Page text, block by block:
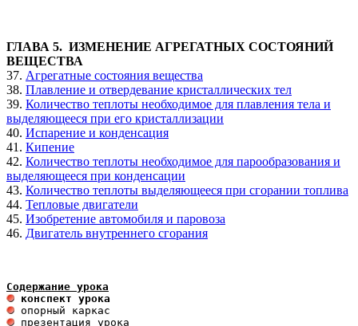
ГЛАВА 5. ИЗМЕНЕНИЕ АГРЕГАТНЫХ СОСТОЯНИЙ
ВЕЩЕСТВА
37. Агрегатные состояния вещества
38. Плавление и отвердевание кристаллических тел
39. Количество теплоты необходимое для плавления тела и
выделяющееся при его кристаллизации
40. Испарение и конденсация
41. Кипение
42. Количество теплоты необходимое для парообразования и
выделяющееся при конденсации
43. Количество теплоты выделяющееся при сгорании топлива
44. Тепловые двигатели
45. Изобретение автомобиля и паровоза
46. Двигатель внутреннего сгорания
Содержание урока
конспект урока